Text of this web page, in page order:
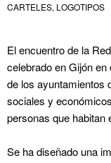
CARTELES, LOGOTIPOS
El encuentro de la
celebrado en Gijón
de los ayuntamientos
sociales y
personas que habitan
Se ha diseñado una